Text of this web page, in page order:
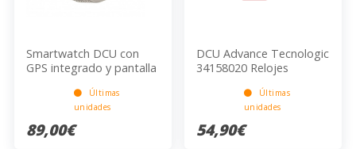
Smartwatch DCU con
GPS integrado y pantalla
34157081
Últimas
unidades
89,00€
DCU Advance Tecnologic
34158020 Relojes
2,54 cm (1") IPS 26 mm
Digital 240 x 280 Pixeles
Pantalla táctil Negro,
Rosa, Blanco Wifi
Últimas
unidades
54,90€